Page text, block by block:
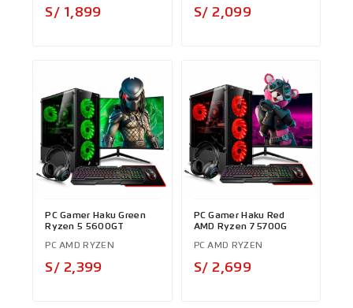
S/ 1,899 S/ 2,099
PC Gamer Haku Green
Ryzen 5 5600GT
PC AMD RYZEN
S/ 2,399
PC Gamer Haku Red
AMD Ryzen 7 5700G
PC AMD RYZEN
S/ 2,699